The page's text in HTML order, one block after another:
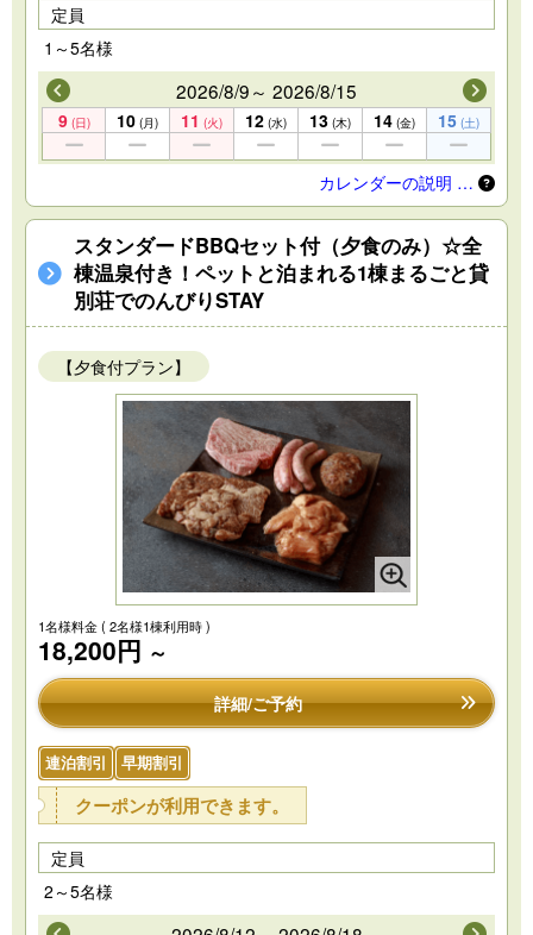
定員
1～5名様
2026/8/9～ 2026/8/15
9 (日) 10 (月) 11 (火) 12 (水) 13 (木) 14 (金) 15 (土)
カレンダーの説明 …
スタンダードBBQセット付（夕食のみ）☆全
棟温泉付き！ペットと泊まれる1棟まるごと貸
別荘でのんびりSTAY
【夕食付プラン】
1名様料金( 2名様1棟利用時 )
18,200円 ～
詳細/ご予約
連泊割引 早期割引
クーポンが利用できます。
定員
2～5名様